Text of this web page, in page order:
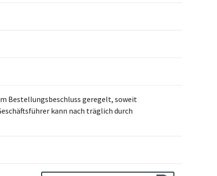
Bestellungsbeschluss geregelt, soweit
kann nach träglich durch